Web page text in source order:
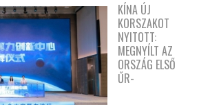
KÍNA ÚJ
KORSZAKOT
NYITOTT:
MEGNYÍLT AZ
ORSZÁG ELSŐ
ŰR-